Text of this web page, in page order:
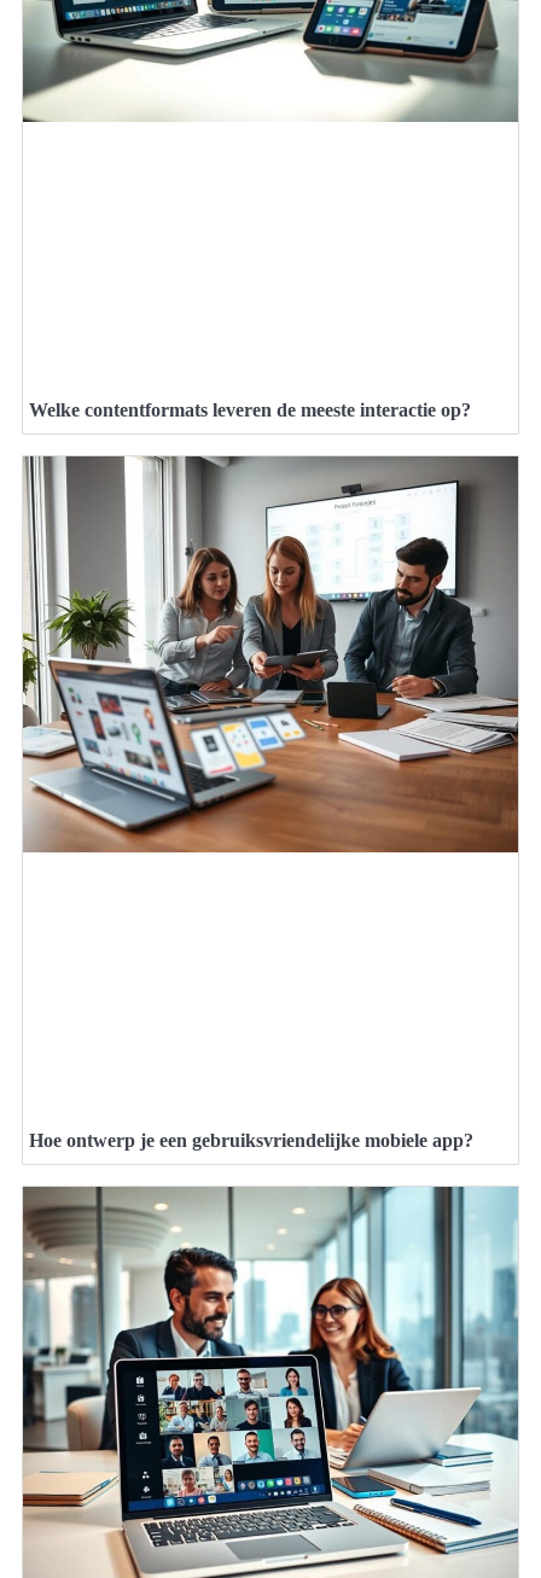
Welke contentformats leveren de meeste interactie op?
Hoe ontwerp je een gebruiksvriendelijke mobiele app?